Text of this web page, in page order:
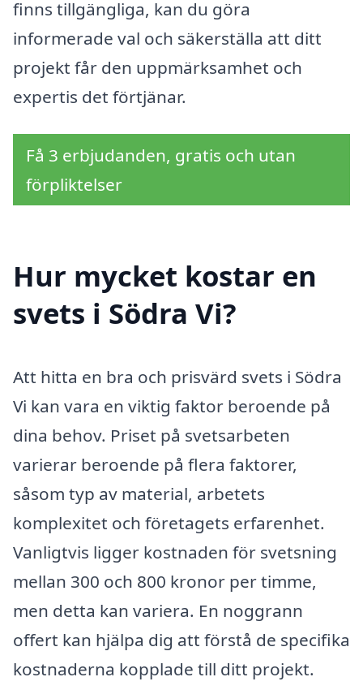
finns tillgängliga, kan du göra
informerade val och säkerställa att ditt
projekt får den uppmärksamhet och
expertis det förtjänar.
Få 3 erbjudanden, gratis och utan
förpliktelser
Hur mycket kostar en
svets i Södra Vi?
Att hitta en bra och prisvärd svets i Södra
Vi kan vara en viktig faktor beroende på
dina behov. Priset på svetsarbeten
varierar beroende på flera faktorer,
såsom typ av material, arbetets
komplexitet och företagets erfarenhet.
Vanligtvis ligger kostnaden för svetsning
mellan 300 och 800 kronor per timme,
men detta kan variera. En noggrann
offert kan hjälpa dig att förstå de specifika
kostnaderna kopplade till ditt projekt.